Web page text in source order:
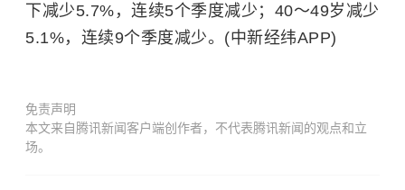
下减少5.7%，连续5个季度减少；40～49岁减少
5.1%，连续9个季度减少。(中新经纬APP)
免责声明
本文来自腾讯新闻客户端创作者，不代表腾讯新闻的观点和立
场。